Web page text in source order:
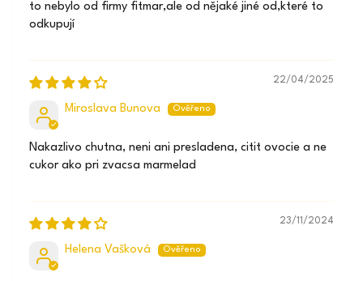
to nebylo od firmy fitmar,ale od nějaké jiné od,které to
odkupují
22/04/2025
Miroslava Bunova
Nakazlivo chutna, neni ani presladena, citit ovocie a ne
cukor ako pri zvacsa marmelad
23/11/2024
Helena Vašková